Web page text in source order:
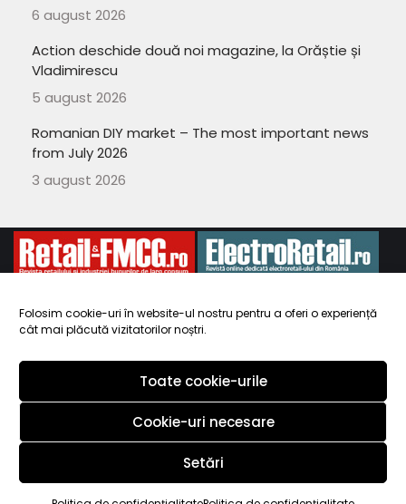
Folosim cookie-uri în website-ul nostru pentru a oferi o experiență
cât mai plăcută vizitatorilor noștri.
Toate cookie-urile
Cookie-uri necesare
Setări
6 august 2026
Action deschide două noi magazine, la Orăștie și
Vladimirescu
5 august 2026
Romanian DIY market – The most important news
from July 2026
3 august 2026
site-ului.